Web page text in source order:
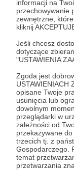
informacji na
przechowywanie
zewnętrzne,
kliknij
Jeśli chcesz
dotyczące
"USTAWIENIA
Zgoda jest
USTAWIENIACH
opisane Twoje
usunięcia lub
dowolnym
przeglądarki w
zależności od
przekazywane
trzecich tj. z
Gospodarczego.
temat
przetwarzania
dziennikarstwo